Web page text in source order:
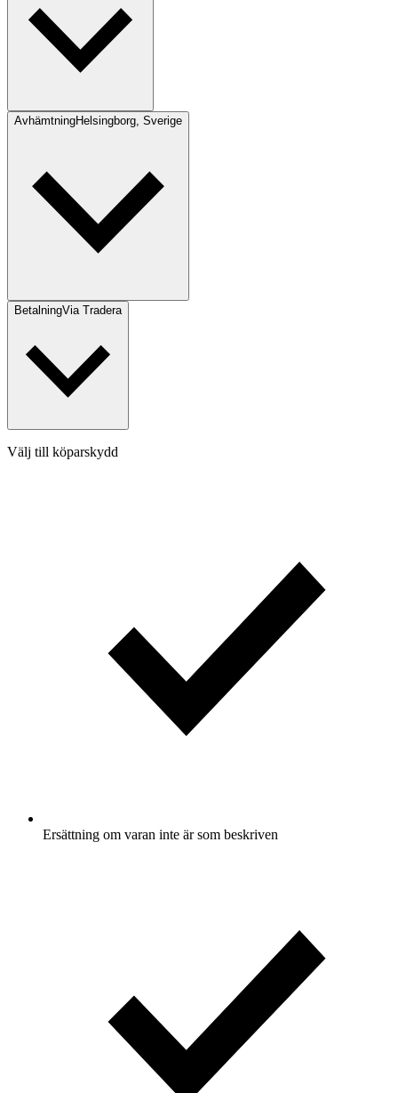
AvhämtningHelsingborg, Sverige
BetalningVia Tradera
Välj till köparskydd
Ersättning om varan inte är som beskriven